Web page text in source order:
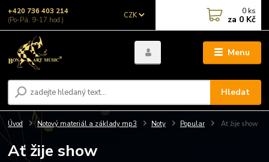
Menu
CZK
Hledat
+420 736 403 214
(Po-Pá, 9-17 hod.)
0 ks
za 0 Kč
Úvod Notový materiál a základy mp3 Noty Popular Ať žije show
Ať žije show